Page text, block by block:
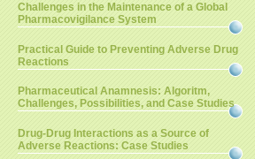
Challenges in the Maintenance of a Global
Pharmacovigilance System
Practical Guide to Preventing Adverse Drug
Reactions
Pharmaceutical Anamnesis: Algoritm,
Challenges, Possibilities, and Case Studies
Drug-Drug Interactions as a Source of
Adverse Reactions: Case Studies